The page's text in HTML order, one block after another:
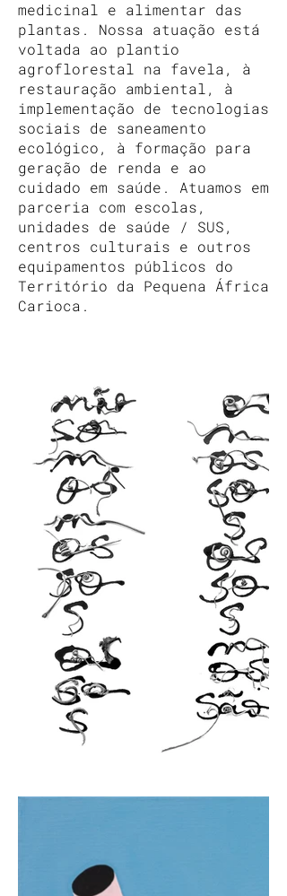
medicinal e alimentar das
plantas. Nossa atuação está
voltada ao plantio
agroflorestal na favela, à
restauração ambiental, à
implementação de tecnologias
sociais de saneamento
ecológico, à formação para
geração de renda e ao
cuidado em saúde. Atuamos em
parceria com escolas,
unidades de saúde / SUS,
centros culturais e outros
equipamentos públicos do
Território da Pequena África
Carioca.